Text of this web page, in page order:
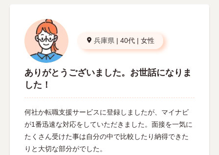
兵庫県 | 40代 | 女性
ありがとうございました。お世話になりま
した！
何社か転職支援サービスに登録しましたが、マイナビ
が1番迅速な対応をしていただきました。面接を一気に
たくさん受けた事は自分の中で比較したり納得できた
りと大切な部分がでした。